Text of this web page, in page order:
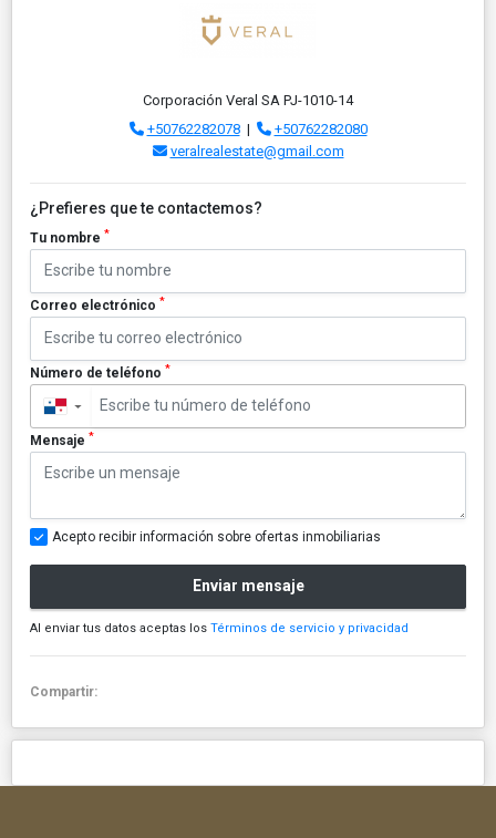
Corporación Veral SA PJ-1010-14
+50762282078|
+50762282080
veralrealestate@gmail.com
¿Prefieres que te contactemos?
Tu nombre *
Correo electrónico *
Número de teléfono *
▼
Mensaje *
Acepto recibir información sobre ofertas inmobiliarias
Enviar mensaje
Al enviar tus datos aceptas los Términos de servicio y privacidad
Compartir: